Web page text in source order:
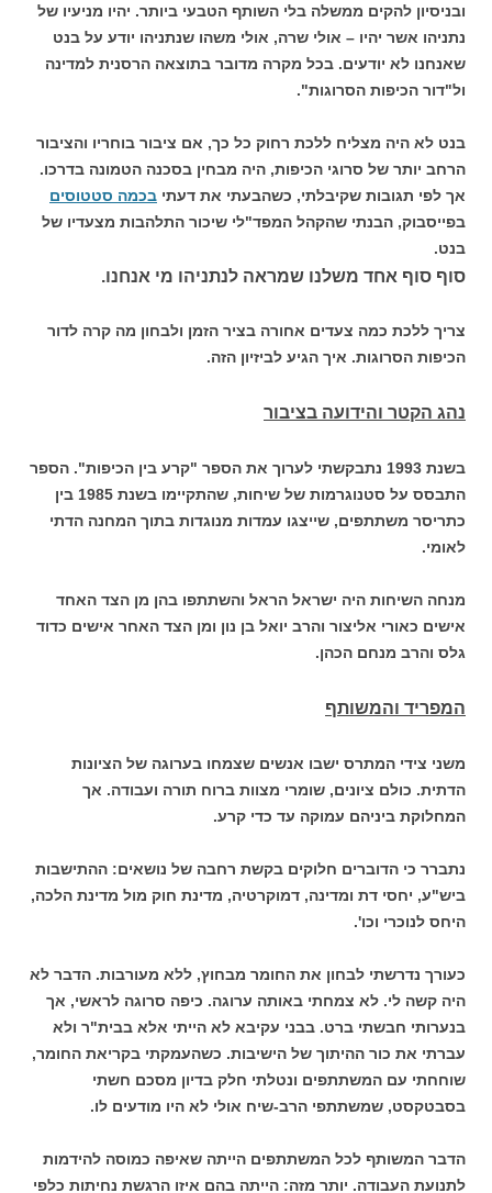
ובניסיון להקים ממשלה בלי השותף הטבעי ביותר. יהיו מניעיו של
נתניהו אשר יהיו – אולי שרה, אולי משהו שנתניהו יודע על בנט
שאנחנו לא יודעים. בכל מקרה מדובר בתוצאה הרסנית למדינה
ול"דור הכיפות הסרוגות".
בנט לא היה מצליח ללכת רחוק כל כך, אם ציבור בוחריו והציבור
הרחב יותר של סרוגי הכיפות, היה מבחין בסכנה הטמונה בדרכו.
אך לפי תגובות שקיבלתי, כשהבעתי את דעתי בכמה סטטוסים
בפייסבוק, הבנתי שהקהל המפד"לי שיכור התלהבות מצעדיו של
בנט.
סוף סוף אחד משלנו שמראה לנתניהו מי אנחנו.
צריך ללכת כמה צעדים אחורה בציר הזמן ולבחון מה קרה לדור
הכיפות הסרוגות. איך הגיע לביזיון הזה.
נהג הקטר והידועה בציבור
בשנת 1993 נתבקשתי לערוך את הספר "קרע בין הכיפות". הספר
התבסס על סטנוגרמות של שיחות, שהתקיימו בשנת 1985 בין
כתריסר משתתפים, שייצגו עמדות מנוגדות בתוך המחנה הדתי
לאומי.
מנחה השיחות היה ישראל הראל והשתתפו בהן מן הצד האחד
אישים כאורי אליצור והרב יואל בן נון ומן הצד האחר אישים כדוד
גלס והרב מנחם הכהן.
המפריד והמשותף
משני צידי המתרס ישבו אנשים שצמחו בערוגה של הציונות
הדתית. כולם ציונים, שומרי מצוות ברוח תורה ועבודה. אך
המחלוקת ביניהם עמוקה עד כדי קרע.
נתברר כי הדוברים חלוקים בקשת רחבה של נושאים: ההתישבות
ביש"ע, יחסי דת ומדינה, דמוקרטיה, מדינת חוק מול מדינת הלכה,
היחס לנוכרי וכו'.
כעורך נדרשתי לבחון את החומר מבחוץ, ללא מעורבות. הדבר לא
היה קשה לי. לא צמחתי באותה ערוגה. כיפה סרוגה לראשי, אך
בנערותי חבשתי ברט. בבני עקיבא לא הייתי אלא בבית"ר ולא
עברתי את כור ההיתוך של הישיבות. כשהעמקתי בקריאת החומר,
שוחחתי עם המשתתפים ונטלתי חלק בדיון מסכם חשתי
בסבטקסט, שמשתתפי הרב-שיח אולי לא היו מודעים לו.
הדבר המשותף לכל המשתתפים הייתה שאיפה כמוסה להידמות
לתנועת העבודה. יותר מזה: הייתה בהם איזו הרגשת נחיתות כלפי